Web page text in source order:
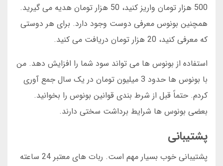
500 هزار تومان واریز کنید، 50 هزار تومان هدیه می گیرید.
همچنین بونوس معرفی دوست وجود دارد. برای هر دوستی
که معرفی کنید، 20 هزار تومان دریافت می کنید.
استفاده از بونوس ها می تواند سود شما را افزایش دهد. من
با بونوس ها حدود 3 میلیون تومان در یک سال جمع آوری
کردم. حتماً قبل از شرط بندی قوانین بونوس را بخوانید.
بعضی بونوس ها شرایط برداشت سختی دارند.
پشتیبانی
پشتیبانی خوب بسیار مهم است. ربات های معتبر 24 ساعته